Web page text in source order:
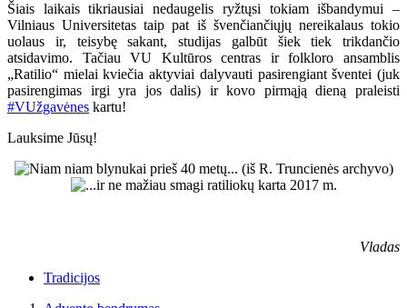
Šiais laikais tikriausiai nedaugelis ryžtųsi tokiam išbandymui –
Vilniaus Universitetas taip pat iš švenčiančiųjų nereikalaus tokio
uolaus ir, teisybę sakant, studijas galbūt šiek tiek trikdančio
atsidavimo. Tačiau VU Kultūros centras ir folkloro ansamblis
„Ratilio“ mielai kviečia aktyviai dalyvauti pasirengiant šventei (juk
pasirengimas irgi yra jos dalis) ir kovo pirmąją dieną praleisti
#VUžgavėnes kartu!
Lauksime Jūsų!
Vladas
Tradicijos